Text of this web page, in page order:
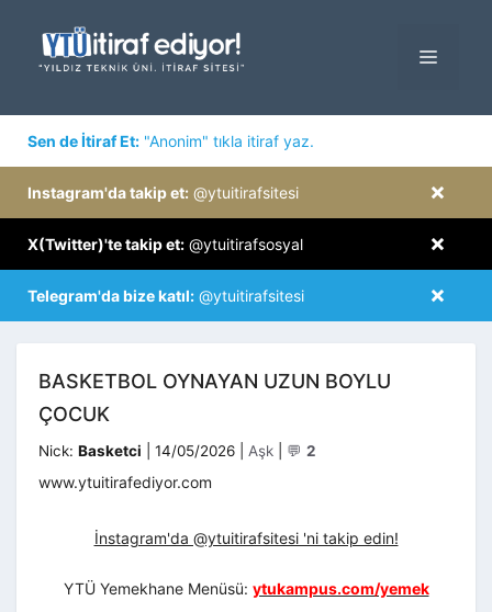
MENÜ
Sen de İtiraf Et: "Anonim" tıkla itiraf yaz.
×
Instagram'da takip et: @ytuitirafsitesi
×
X(Twitter)'te takip et: @ytuitirafsosyal
×
Telegram'da bize katıl: @ytuitirafsitesi
BASKETBOL OYNAYAN UZUN BOYLU
ÇOCUK
Nick: Basketci 14/05/2026 Kategoriler
Aşk 💬 2
www.ytuitirafediyor.com
İnstagram'da @ytuitirafsitesi 'ni takip edin!
YTÜ Yemekhane Menüsü: ytukampus.com/yemek